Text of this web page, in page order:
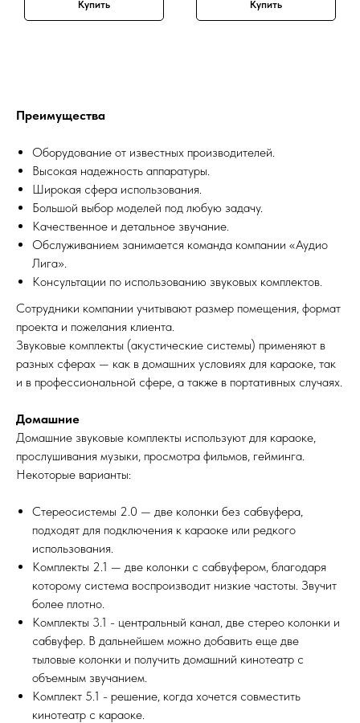
Купить Купить
Преимущества
Оборудование от известных производителей.
Высокая надежность аппаратуры.
Широкая сфера использования.
Большой выбор моделей под любую задачу.
Качественное и детальное звучание.
Обслуживанием занимается команда компании «Аудио
Лига».
Консультации по использованию звуковых комплектов.
Сотрудники компании учитывают размер помещения, формат
проекта и пожелания клиента.
Звуковые комплекты (акустические системы) применяют в
разных сферах — как в домашних условиях для караоке, так
и в профессиональной сфере, а также в портативных случаях.
Домашние
Домашние звуковые комплекты используют для караоке,
прослушивания музыки, просмотра фильмов, гейминга.
Некоторые варианты:
Стереосистемы 2.0 — две колонки без сабвуфера,
подходят для подключения к караоке или редкого
использования.
Комплекты 2.1 — две колонки с сабвуфером, благодаря
которому система воспроизводит низкие частоты. Звучит
более плотно.
Комплекты 3.1 - центральный канал, две стерео колонки и
сабвуфер. В дальнейшем можно добавить еще две
тыловые колонки и получить домашний кинотеатр с
объемным звучанием.
Комплект 5.1 - решение, когда хочется совместить
кинотеатр с караоке.